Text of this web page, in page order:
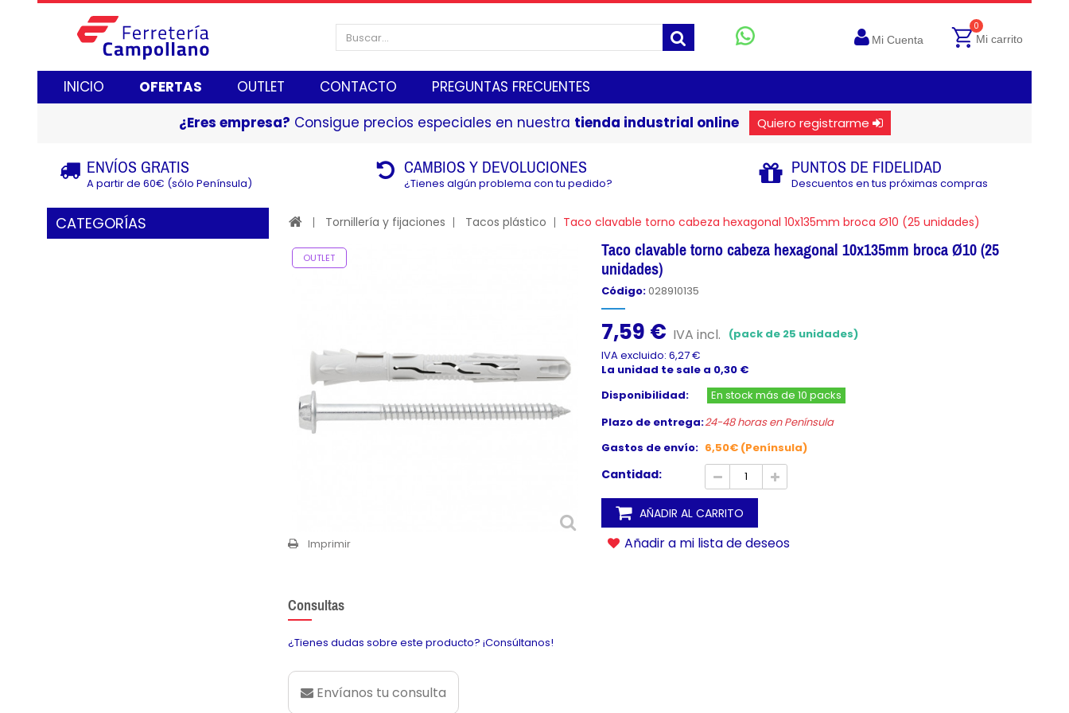
INICIO OFERTAS OUTLET CONTACTO PREGUNTAS FRECUENTES
Mi Cuenta
0
Mi carrito
¿Eres empresa? Consigue precios especiales en nuestra tienda industrial online Quiero registrarme
ENVÍOS GRATIS
A partir de 60€ (sólo Península)
CAMBIOS Y DEVOLUCIONES
¿Tienes algún problema con tu pedido?
PUNTOS DE FIDELIDAD
Descuentos en tus próximas compras
CATEGORÍAS Tornillería y fijaciones Tacos plástico Taco clavable torno cabeza hexagonal 10x135mm broca Ø10 (25 unidades)
OUTLET
Imprimir
Taco clavable torno cabeza hexagonal 10x135mm broca Ø10 (25
unidades)
Código:028910135
7,59 € IVA incl.
(pack de 25 unidades)
IVA excluido: 6,27 €
La unidad te sale a 0,30 €
Disponibilidad:
En stock más de 10 packs
Plazo de entrega:24-48 horas en Península
Gastos de envío: 6,50€ (Península)
Cantidad:
AÑADIR AL CARRITO
Añadir a mi lista de deseos
Consultas
¿Tienes dudas sobre este producto? ¡Consúltanos!
Envíanos tu consulta